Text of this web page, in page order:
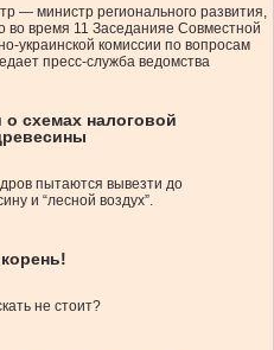
— министр регионального развития,
во время 11 Заседанияе Совместной
украинской комиссии по вопросам
пресс-служба ведомства
схемах налоговой
пытаются вывезти до
и “лесной воздух”.
не стоит?